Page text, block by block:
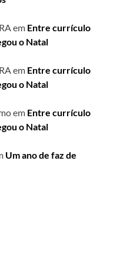
em Entre currículo
o Natal
em Entre currículo
o Natal
em Entre currículo
o Natal
Um ano de faz de